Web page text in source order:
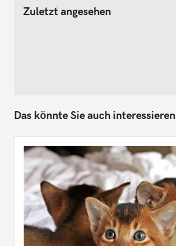
Zuletzt angesehen
Das könnte Sie auch interessieren